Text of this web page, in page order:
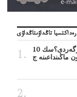
رەداكتسيا تاڭداۋىتاڭداۋى
10 كۇندە نە وزنەردىوزگەردى؟سك